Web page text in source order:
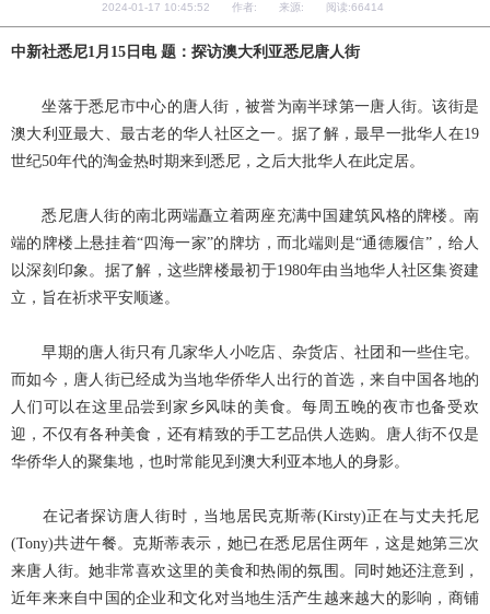
2024-01-17 10:45:52 作者: 来源: 阅读:66414
中新社悉尼1月15日电 题：探访澳大利亚悉尼唐人街
坐落于悉尼市中心的唐人街，被誉为南半球第一唐人街。该街是
澳大利亚最大、最古老的华人社区之一。据了解，最早一批华人在19
世纪50年代的淘金热时期来到悉尼，之后大批华人在此定居。
悉尼唐人街的南北两端矗立着两座充满中国建筑风格的牌楼。南
端的牌楼上悬挂着“四海一家”的牌坊，而北端则是“通德履信”，给人
以深刻印象。据了解，这些牌楼最初于1980年由当地华人社区集资建
立，旨在祈求平安顺遂。
早期的唐人街只有几家华人小吃店、杂货店、社团和一些住宅。
而如今，唐人街已经成为当地华侨华人出行的首选，来自中国各地的
人们可以在这里品尝到家乡风味的美食。每周五晚的夜市也备受欢
迎，不仅有各种美食，还有精致的手工艺品供人选购。唐人街不仅是
华侨华人的聚集地，也时常能见到澳大利亚本地人的身影。
在记者探访唐人街时，当地居民克斯蒂(Kirsty)正在与丈夫托尼
(Tony)共进午餐。克斯蒂表示，她已在悉尼居住两年，这是她第三次
来唐人街。她非常喜欢这里的美食和热闹的氛围。同时她还注意到，
近年来来自中国的企业和文化对当地生活产生越来越大的影响，商铺